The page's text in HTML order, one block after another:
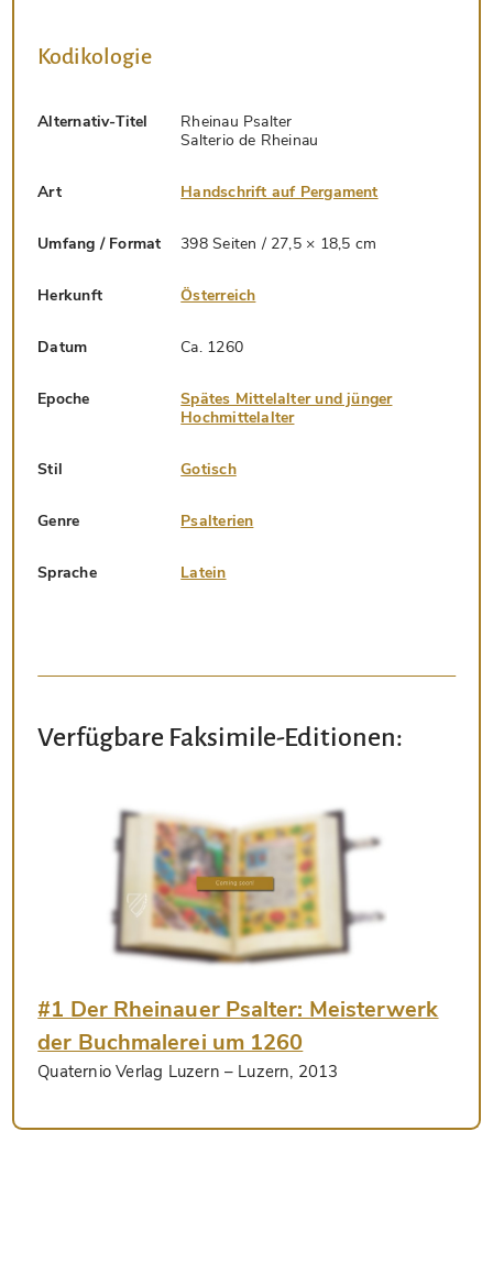
Kodikologie
Alternativ-Titel
Rheinau Psalter
Salterio de Rheinau
Art Handschrift auf Pergament
Umfang / Format 398 Seiten / 27,5 × 18,5 cm
Herkunft Österreich
Datum Ca. 1260
Epoche
Spätes Mittelalter und jünger
Hochmittelalter
Stil Gotisch
Genre Psalterien
Sprache Latein
Verfügbare Faksimile-Editionen:
#1 Der Rheinauer Psalter: Meisterwerk
der Buchmalerei um 1260
Quaternio Verlag Luzern – Luzern, 2013